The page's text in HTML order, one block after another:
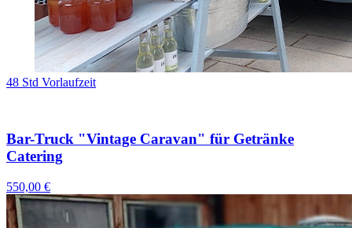
48 Std Vorlaufzeit
Bar-Truck "Vintage Caravan" für Getränke
Catering
550,00 €